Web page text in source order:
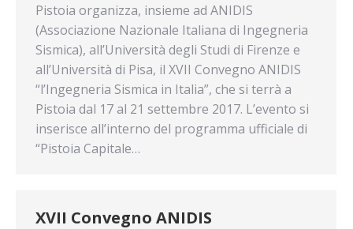
Pistoia organizza, insieme ad ANIDIS
(Associazione Nazionale Italiana di Ingegneria
Sismica), all’Università degli Studi di Firenze e
all’Università di Pisa, il XVII Convegno ANIDIS
“l’Ingegneria Sismica in Italia”, che si ter­rà a
Pistoia dal 17 al 21 settembre 2017. L’evento si
inserisce all’interno del programma ufficiale di
“Pistoia Capitale…
XVII Convegno ANIDIS